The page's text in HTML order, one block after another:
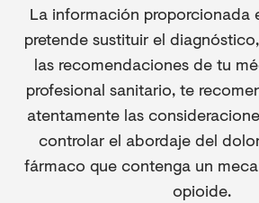
La información proporcionada
pretende sustituir el
las recomendaciones de tu
profesional sanitario, te
atentamente las
controlar el abordaje del
fármaco que contenga un
opioide.